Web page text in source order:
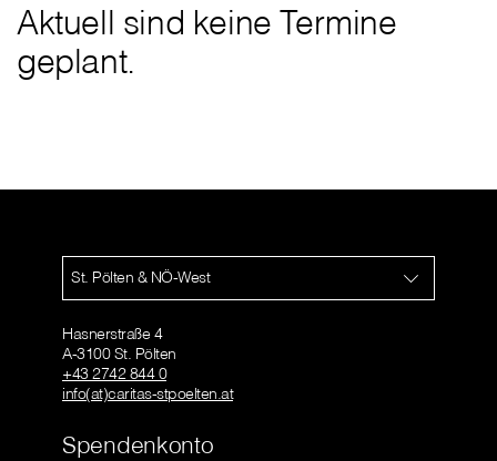
Aktuell sind keine Termine
geplant.
St. Pölten & NÖ-West
Hasnerstraße 4
A-3100 St. Pölten
+43 2742 844 0
info(at)caritas-stpoelten.at
Spendenkonto